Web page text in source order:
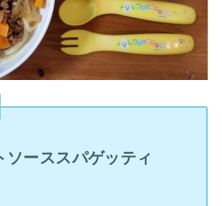
ソーススパゲッティ